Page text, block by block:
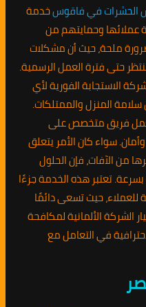
الحشرات في فاقوسخدمة
راحة عملائها وحمايتهم من
ملحة، حيث أن مشكلات
حتى فترة العمل الرسمية.
الاستجابة الفورية لأي
المنزل والممتلكات.
ويعمل فريق متخصص على
سواء كان الأمر يتعلق
من الآفات، فإن الحلول
تعتبر هذه الخدمة جزءًا
للعملاء، حيث تسعى دائمًا
الشركة الألمانية لمكافحة
في التعامل مع